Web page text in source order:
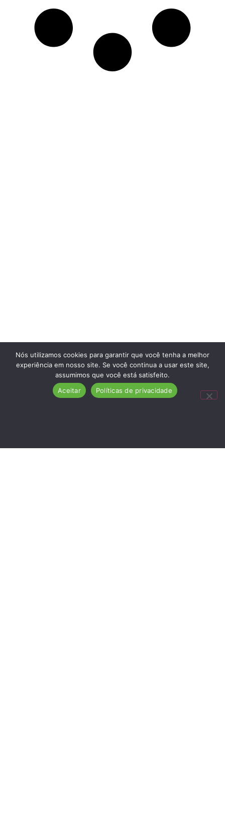
Nós utilizamos cookies para garantir que você tenha a melhor
experiência em nosso site. Se você continua a usar este site,
assumimos que você está satisfeito.
Aceitar
Políticas de privacidade